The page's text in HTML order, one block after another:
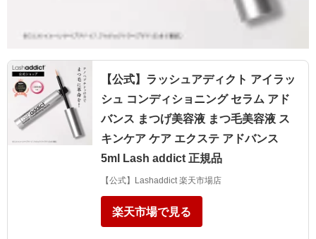
【公式】ラッシュアディクト アイラッ
シュ コンディショニング セラム アド
バンス まつげ美容液 まつ毛美容液 ス
キンケア ケア エクステ アドバンス
5ml Lash addict 正規品
【公式】Lashaddict 楽天市場店
楽天市場で見る